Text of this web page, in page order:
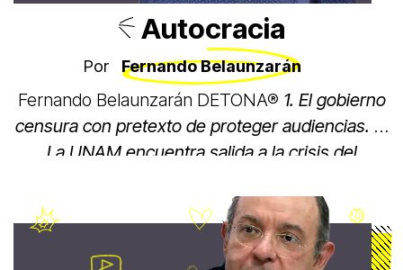
Autocracia
Por Fernando Belaunzarán
Fernando Belaunzarán DETONA® 1. El gobierno
censura con pretexto de proteger audiencias. 2.
La UNAM encuentra salida a la crisis del
político Ernesto Ruffo es mensaje ominoso del
régimen autoritario. 4. La industria del despojo
en la CDMX trabaja con complicidad dek